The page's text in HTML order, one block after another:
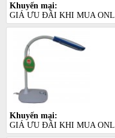
Khuyến mại:
GIÁ ƯU ĐÃI KHI MUA
Khuyến mại:
GIÁ ƯU ĐÃI KHI MUA